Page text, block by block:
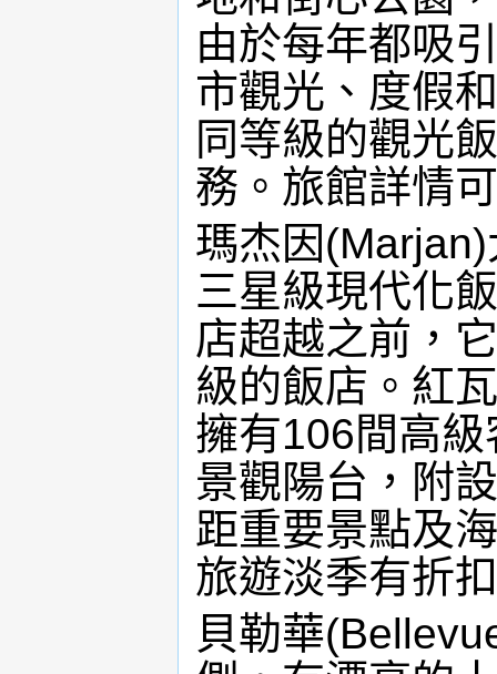
由於每年都吸
市觀光、度假
同等級的觀光
務。旅館詳情
瑪杰因
三星級現代化
店超越之前，
級的飯店。紅
擁有106間高
景觀陽台，附
距重要景點及
旅遊淡季有折
貝勒華